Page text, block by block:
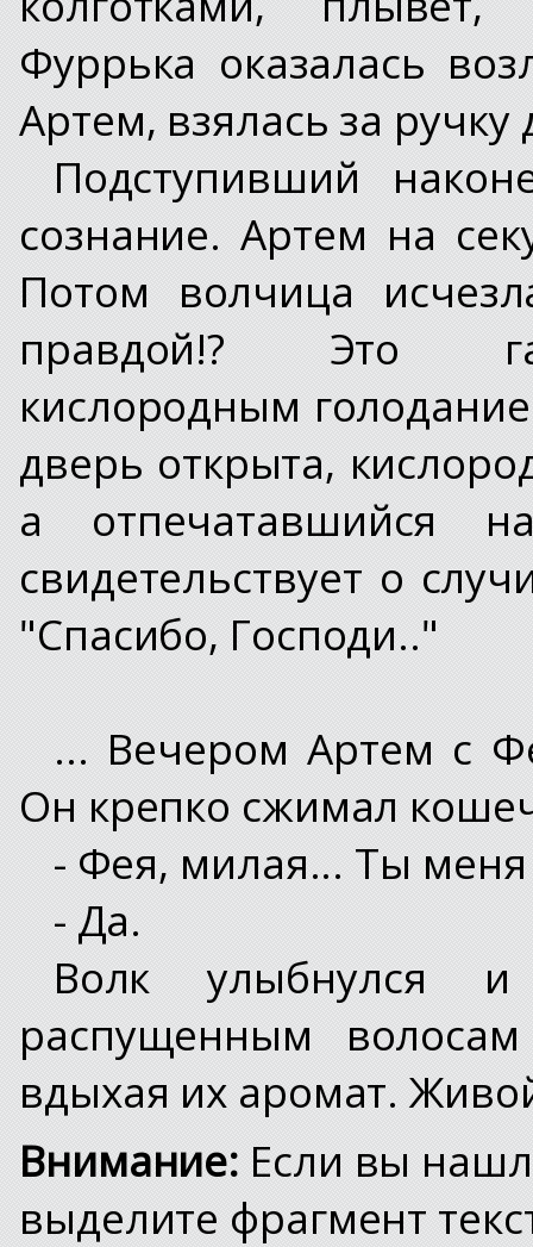
Фуррька оказалась
Артем, взялась за
Подступивший
сознание. Артем на
Потом волчица
правдой!? Это
кислородным
дверь открыта,
а отпечатавшийся
свидетельствует о
"Спасибо, Господи.."
... Вечером Артем с
Он крепко сжимал
- Фея, милая... Ты
- Да.
Волк улыбнулся
распущенным
вдыхая их аромат.
Внимание: Если вы
выделите фрагмент